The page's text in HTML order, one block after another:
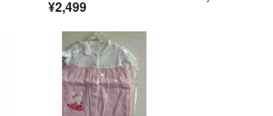
¥2,499